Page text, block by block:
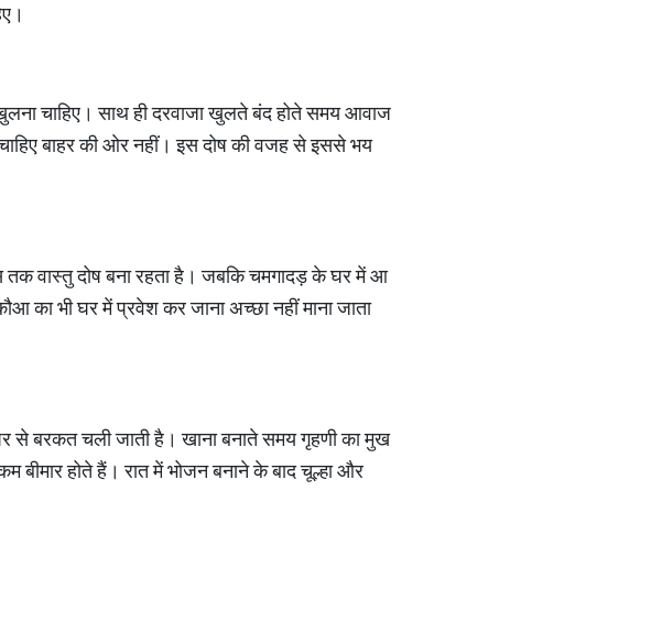
चाहिए। साथ ही दरवाजा खुलते बंद होते समय आवाज
बाहर की ओर नहीं। इस दोष की वजह से इससे भय
तक वास्तु दोष बना रहता है। जबकि चमगादड़ के घर में आ
का भी घर में प्रवेश कर जाना अच्छा नहीं माना जाता
घर से बरकत चली जाती है। खाना बनाते समय गृहणी का मुख
बीमार होते हैं। रात में भोजन बनाने के बाद चूल्हा और